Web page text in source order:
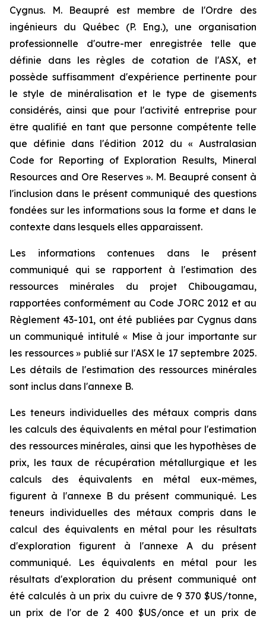
Cygnus. M. Beaupré est membre de l'Ordre des
ingénieurs du Québec (P. Eng.), une organisation
professionnelle d'outre-mer enregistrée telle que
définie dans les règles de cotation de l'ASX, et
possède suffisamment d'expérience pertinente pour
le style de minéralisation et le type de gisements
considérés, ainsi que pour l'activité entreprise pour
être qualifié en tant que personne compétente telle
que définie dans l'édition 2012 du « Australasian
Code for Reporting of Exploration Results, Mineral
Resources and Ore Reserves ». M. Beaupré consent à
l'inclusion dans le présent communiqué des questions
fondées sur les informations sous la forme et dans le
contexte dans lesquels elles apparaissent.
Les informations contenues dans le présent
communiqué qui se rapportent à l'estimation des
ressources minérales du projet Chibougamau,
rapportées conformément au Code JORC 2012 et au
Règlement 43-101, ont été publiées par Cygnus dans
un communiqué intitulé « Mise à jour importante sur
les ressources » publié sur l'ASX le 17 septembre 2025.
Les détails de l'estimation des ressources minérales
sont inclus dans l'annexe B.
Les teneurs individuelles des métaux compris dans
les calculs des équivalents en métal pour l'estimation
des ressources minérales, ainsi que les hypothèses de
prix, les taux de récupération métallurgique et les
calculs des équivalents en métal eux-mêmes,
figurent à l'annexe B du présent communiqué. Les
teneurs individuelles des métaux compris dans le
calcul des équivalents en métal pour les résultats
d'exploration figurent à l'annexe A du présent
communiqué. Les équivalents en métal pour les
résultats d'exploration du présent communiqué ont
été calculés à un prix du cuivre de 9 370 $US/tonne,
un prix de l'or de 2 400 $US/once et un prix de